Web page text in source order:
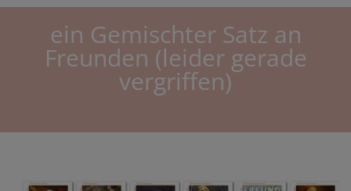
ein Gemischter Satz an
Freunden (leider gerade
vergriffen)